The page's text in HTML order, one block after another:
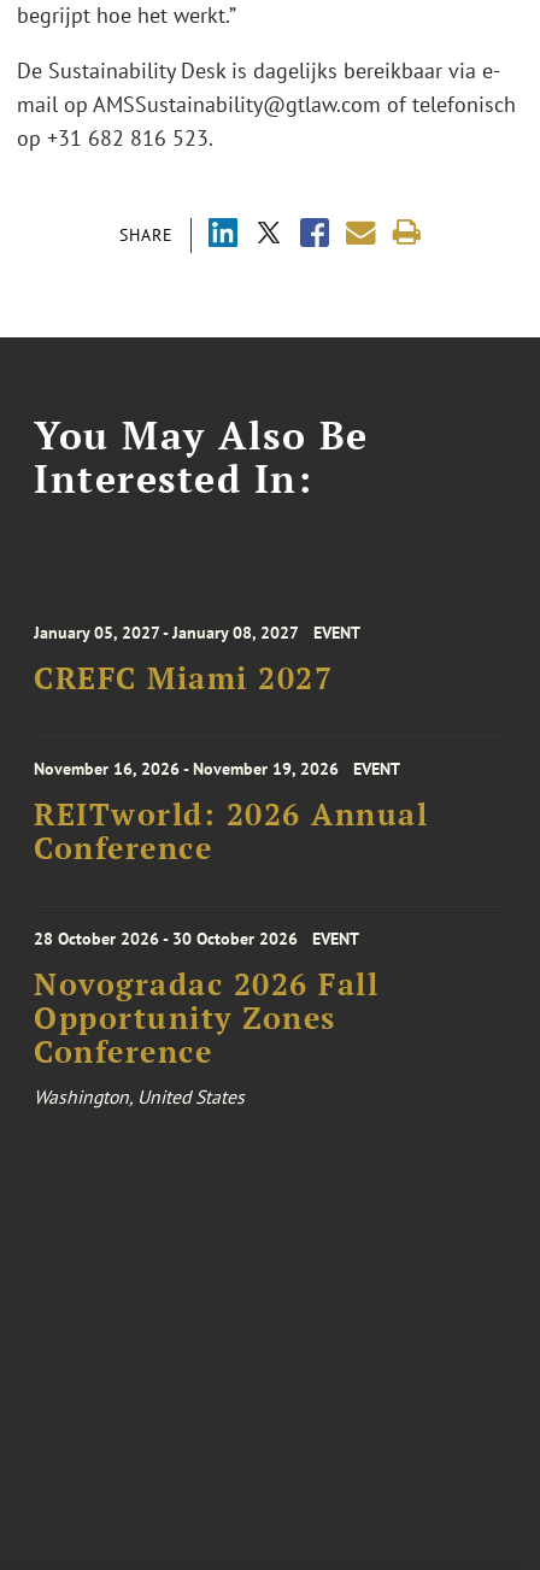
SHARE
begrijpt hoe het werkt.”
De Sustainability Desk is dagelijks bereikbaar via e-
mail op AMSSustainability@gtlaw.com of telefonisch
op +31 682 816 523.
You May Also Be
Interested In:
January 05, 2027 - January 08, 2027 EVENT
CREFC Miami 2027
November 16, 2026 - November 19, 2026 EVENT
REITworld: 2026 Annual
Conference
28 October 2026 - 30 October 2026 EVENT
Novogradac 2026 Fall
Opportunity Zones
Conference
Washington, United States